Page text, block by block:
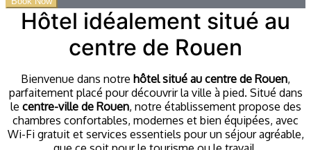
Hôtel idéalement situé au
centre de Rouen
Bienvenue dans notre hôtel situé au centre de Rouen,
parfaitement placé pour découvrir la ville à pied. Situé dans
le centre-ville de Rouen, notre établissement propose des
chambres confortables, modernes et bien équipées, avec
Wi-Fi gratuit et services essentiels pour un séjour agréable,